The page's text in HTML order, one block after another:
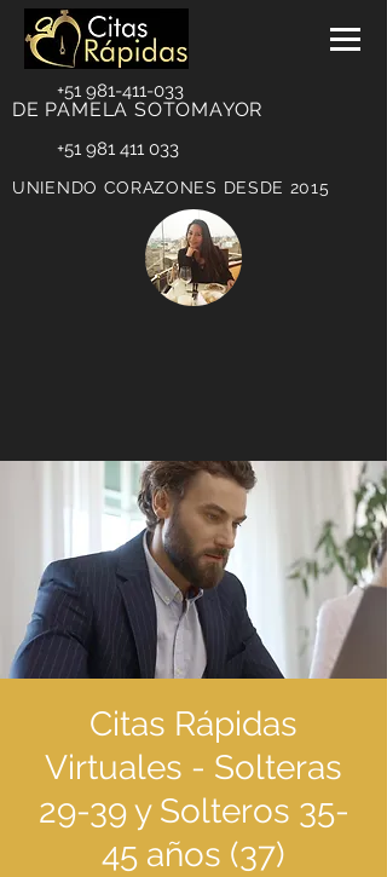
+51 981-411-033
DE PAMELA SOTOMAYOR
+51 981 411 033
UNIENDO CORAZONES DESDE 2015
Citas Rápidas
Virtuales - Solteras
29-39 y Solteros 35-
45 años (37)